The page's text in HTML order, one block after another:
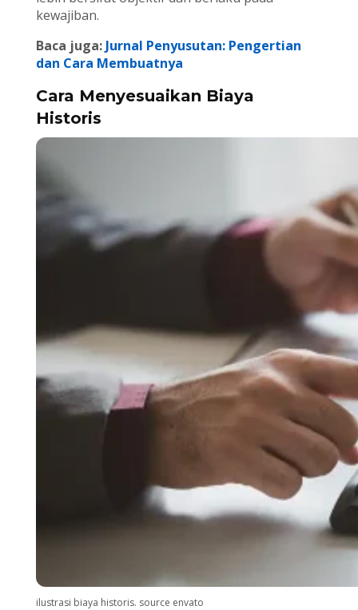
kewajiban.
Baca juga: Jurnal Penyusutan: Pengertian
dan Cara Membuatnya
Cara Menyesuaikan Biaya
Historis
ilustrasi biaya historis. source envato